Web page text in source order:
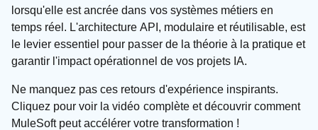
lorsqu'elle est ancrée dans vos systèmes métiers en
temps réel. L'architecture API, modulaire et réutilisable, est
le levier essentiel pour passer de la théorie à la pratique et
garantir l'impact opérationnel de vos projets IA.
Ne manquez pas ces retours d'expérience inspirants.
Cliquez pour voir la vidéo complète et découvrir comment
MuleSoft peut accélérer votre transformation !